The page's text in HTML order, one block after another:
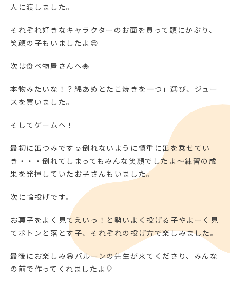
人に渡しました。
それぞれ好きなキャラクターのお面を買って頭にかぶり、
笑顔の子もいましたよ😊
次は食べ物屋さんへ🐙
本物みたいな！？綿あめとたこ焼きを一つ」選び、ジュー
スを買いました。
そしてゲームへ！
最初に缶つみです☺倒れないように慎重に缶を乗せてい
き・・・倒れてしまってもみんな笑顔でしたよ～練習の成
果を発揮していたお子さんもいました。
次に輪投げです。
お菓子をよく見てえいっ！と勢いよく投げる子やよーく見
てポトンと落とす子、それぞれの投げ方で楽しみました。
最後にお楽しみ😆バルーンの先生が来てくださり、みんな
の前で作ってくれましたよ🎈